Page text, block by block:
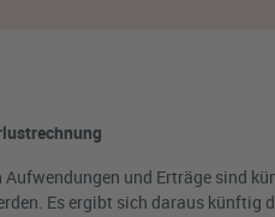
Aufwendungen und Erträge sind
Es ergibt sich daraus